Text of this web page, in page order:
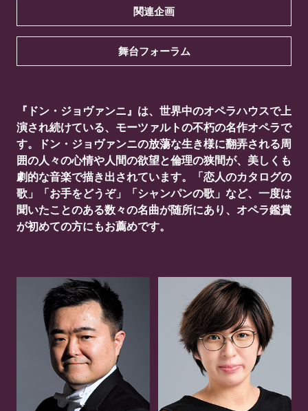
関連企画
舞台フォーラム
『ドン・ジョヴァンニ』は、世界中のオペラハウスで上
演され続けている、モーツァルトの不朽の名作オペラで
す。ドン・ジョヴァンニの放蕩な生き様に翻弄される周
囲の人々の心情や人間の欲望と倫理の狭間が、美しくも
劇的な音楽で描き出されています。「恋人のカタログの
歌」「お手をどうぞ」「シャンパンの歌」など、一度は
聞いたことのある数々の名曲が随所にあり、オペラ鑑賞
が初めての方にもお薦めです。